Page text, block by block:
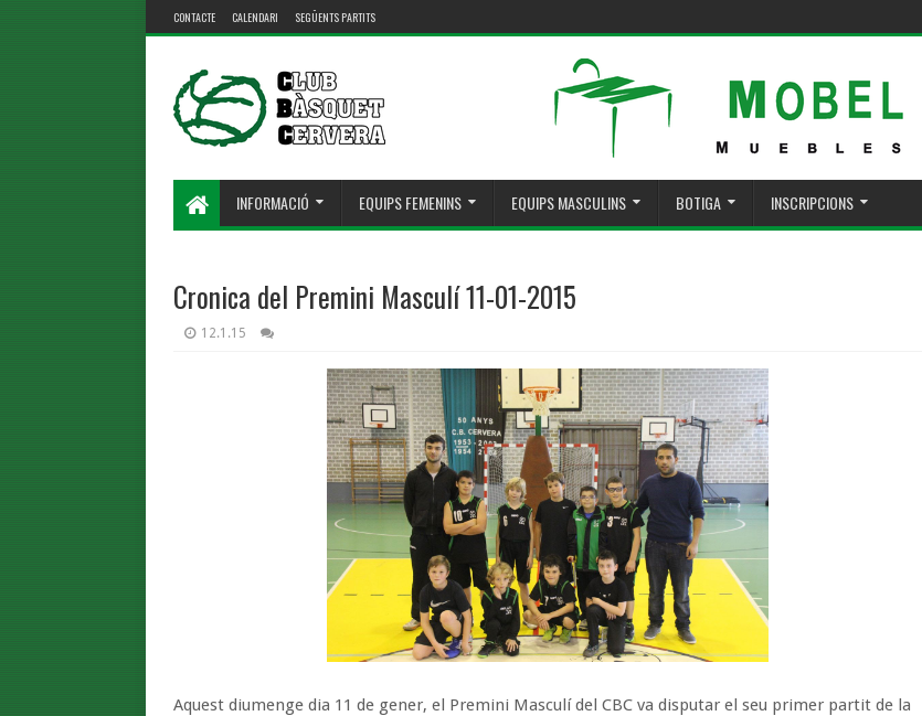
CONTACTE CALENDARI SEGÜENTS PARTITS
INFORMACIÓ EQUIPS FEMENINS EQUIPS MASCULINS BOTIGA INSCRIPCIONS
Cronica del Premini Masculí 11-01-2015
12.1.15
Aquest diumenge dia 11 de gener, el Premini Masculí del CBC va disputar el seu primer partit de la